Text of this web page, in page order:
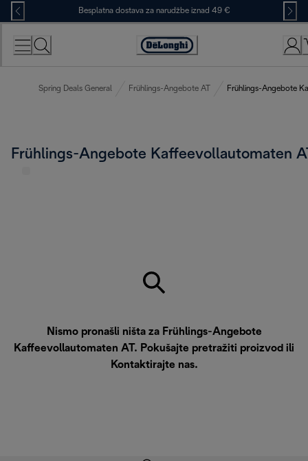
Skip
to
Content
Besplatna dostava za narudžbe iznad 49 €
Accessibility
Spring Deals General Frühlings-Angebote AT Frühlings-Angebote
Frühlings-Angebote Kaffeevollautomaten
Nismo pronašli ništa za Frühlings-Angebote
Kaffeevollautomaten AT. Pokušajte pretražiti proizvod ili
Kontaktirajte nas.